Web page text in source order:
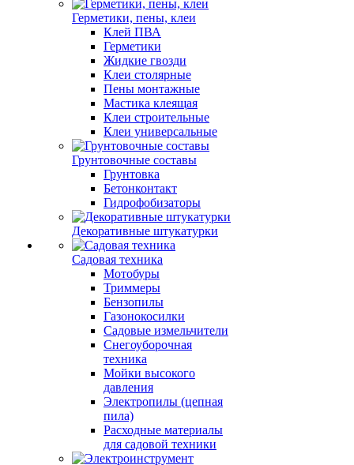
Герметики, пены, клеи
Клей ПВА
Герметики
Жидкие гвозди
Клеи столярные
Пены монтажные
Мастика клеящая
Клеи строительные
Клеи универсальные
Грунтовочные составы
Грунтовка
Бетонконтакт
Гидрофобизаторы
Декоративные штукатурки
Садовая техника
Мотобуры
Триммеры
Бензопилы
Газонокосилки
Садовые измельчители
Снегоуборочная
техника
Мойки высокого
давления
Электропилы (цепная
пила)
Расходные материалы
для садовой техники